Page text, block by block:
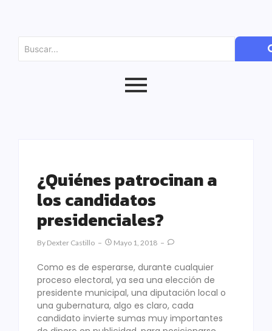
¿Quiénes patrocinan a
los candidatos
presidenciales?
By Dexter Castillo Mayo 1, 2018
Como es de esperarse, durante cualquier
proceso electoral, ya sea una elección de
presidente municipal, una diputación local o
una gubernatura, algo es claro, cada
candidato invierte sumas muy importantes